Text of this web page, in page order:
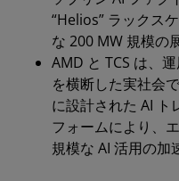
“Helios” ラックス
な 200 MW 規模の
AMD と TCS は、
を横断した実社会
に設計された AI ト
フォームにより、
規模な AI 活用の加